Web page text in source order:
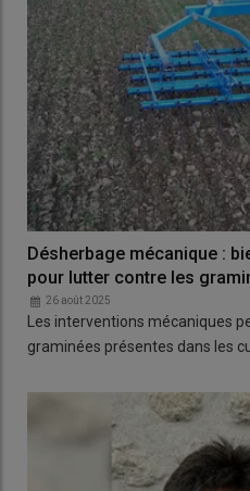
Désherbage mécanique :
pour lutter contre les
26 août 2025
Les interventions mécaniques
graminées présentes dans les